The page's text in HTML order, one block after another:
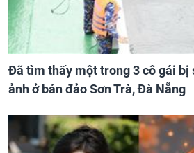
Đã tìm thấy một trong 3 cô gái bị
ảnh ở bán đảo Sơn Trà, Đà Nẵng